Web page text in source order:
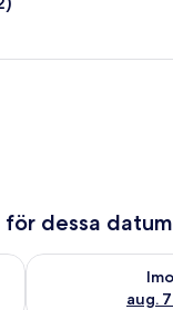
dessa datum
6 - aug. 7
aug.
Kontrollera